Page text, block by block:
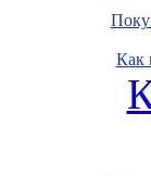
Как